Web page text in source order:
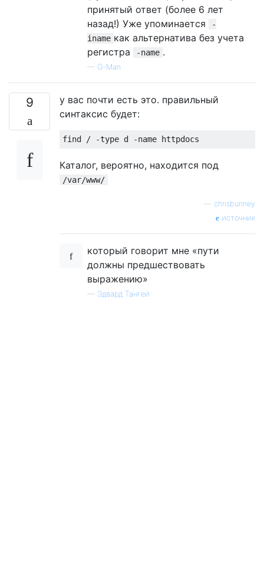
принятый ответ (более 6 лет
назад!) Уже упоминается
-
iname как альтернатива без учета
регистра
-name .
— G-Man
9
у вас почти есть это. правильный
синтаксис будет:
Каталог, вероятно, находится под
/var/www/
chrisbunney
источник
который говорит мне «пути
должны предшествовать
выражению»
— Эдвард Тангей